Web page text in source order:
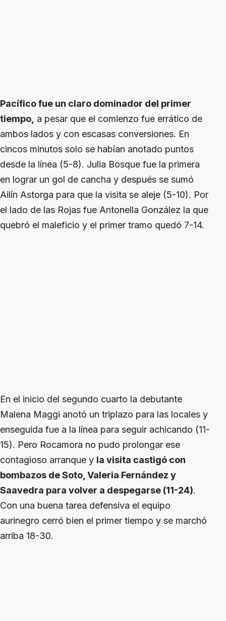
Pacífico fue un claro dominador del primer
tiempo, a pesar que el comienzo fue errático de
ambos lados y con escasas conversiones. En
cincos minutos solo se habían anotado puntos
desde la línea (5-8). Julia Bosque fue la primera
en lograr un gol de cancha y después se sumó
Ailín Astorga para que la visita se aleje (5-10). Por
el lado de las Rojas fue Antonella González la que
quebró el maleficio y el primer tramo quedó 7-14.
En el inicio del segundo cuarto la debutante
Malena Maggi anotó un triplazo para las locales y
enseguida fue a la línea para seguir achicando (11-
15). Pero Rocamora no pudo prolongar ese
contagioso arranque y la visita castigó con
bombazos de Soto, Valeria Fernández y
Saavedra para volver a despegarse (11-24).
Con una buena tarea defensiva el equipo
aurinegro cerró bien el primer tiempo y se marchó
arriba 18-30.